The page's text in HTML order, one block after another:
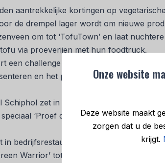
Onze website
Deze website maakt
zorgen dat u de
krijgt.
aantrekkelijke kortingen op
de drempel lager wordt om nieuwe
om tot ‘TofuTown’ en laat
via proeverijen met hun foodtruck.
een challenge waarin drie influencers hun
en het publiek beslist welk gerecht
zet in op plantaardig genieten met
‘Proef de toekomst’ menu en een
bedrijfsrestaurants en schoolkantines
Warrior’ tot ‘Conscious Carnivore’ –